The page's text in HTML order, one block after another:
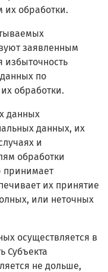
их обработки.
заявленным
избыточность
по
обработки.
данных
данных, их
и
обработки
принимает
их принятие
или неточных
осуществляется в
Субъекта
не дольше,